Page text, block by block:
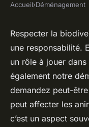
DÉMÉNAGEMENT
Quels sont
considérer
des
Salomé•4 mars 2024•
Accueil›Déménagement
Respecter la
une responsabilité.
un rôle à jouer
également notre
demandez peut-
peut affecter les
c’est un aspect